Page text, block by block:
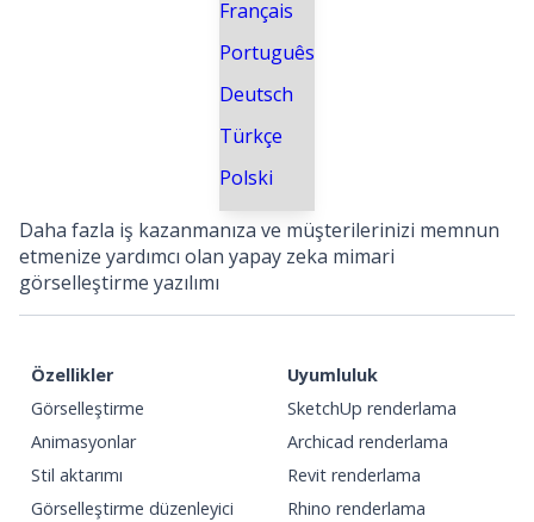
Français
Português
Deutsch
Türkçe
Polski
Daha fazla iş kazanmanıza ve müşterilerinizi memnun
etmenize yardımcı olan yapay zeka mimari
görselleştirme yazılımı
Özellikler
Görselleştirme
Animasyonlar
Stil aktarımı
Görselleştirme düzenleyici
Uyumluluk
SketchUp renderlama
Archicad renderlama
Revit renderlama
Rhino renderlama